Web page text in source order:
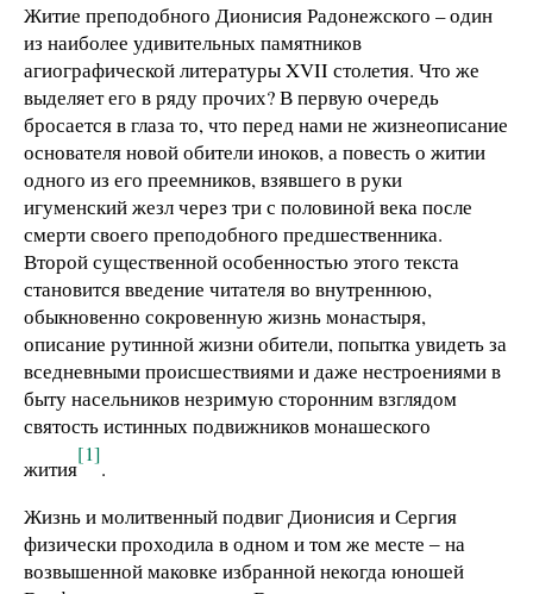
Житие преподобного Дионисия Радонежского – один
из наиболее удивительных памятников
агиографической литературы XVII столетия. Что же
выделяет его в ряду прочих? В первую очередь
бросается в глаза то, что перед нами не жизнеописание
основателя новой обители иноков, а повесть о житии
одного из его преемников, взявшего в руки
игуменский жезл через три с половиной века после
смерти своего преподобного предшественника.
Второй существенной особенностью этого текста
становится введение читателя во внутреннюю,
обыкновенно сокровенную жизнь монастыря,
описание рутинной жизни обители, попытка увидеть за
вседневными происшествиями и даже нестроениями в
быту насельников незримую сторонним взглядом
святость истинных подвижников монашеского
жития
[1]
.
Жизнь и молитвенный подвиг Дионисия и Сергия
физически проходила в одном и том же месте ‒ на
возвышенной маковке избранной некогда юношей